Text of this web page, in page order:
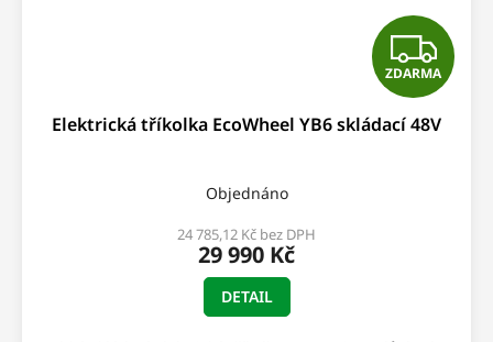
Z
D
A
ZDARMA
Elektrická tříkolka EcoWheel YB6 skládací 48V
Objednáno
24 785,12 Kč bez DPH
29 990 Kč
DETAIL